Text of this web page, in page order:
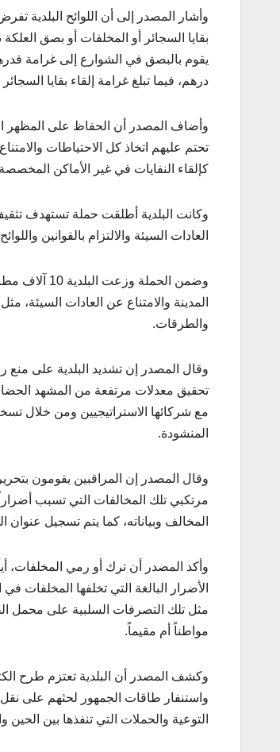
بقايا السجائر أو المخلفات أو بصق
درهم، فيما تبلغ غرامة إلقاء بقايا السجائر نحو 200 درهم، وتصل الغرامة إلى نحو 500 درهم حال قيام أي شخص
وأضاف المصدر أن الحفاظ على المظهر
تحتم عليهم اتخاذ كل الاحتياطات
كإلقاء النفايات في غير الأماكن
وكانت البلدية أطلقت حملة تستهدف
العادات السيئة والالتزام بالقوانين
وضمن
المدينة والامتناع عن العادات السيئة،
والطرقات.
وقال المصدر إن تشديد البلدية على منع
تحقيق معدلات مرتفعة من المشهد
مع شركائها الاستراتيجيين ومن خلال
المنشودة.
وقال المصدر إن المراقبين يقومون
مرتكبي تلك المخالفات التي تسبب
المخالف وبياناته، كما يتم تسجيل عنوان
وأكد المصدر أن ترك أو رمي المخلفات،
الأضرار البالغة التي تخلفها
مثل تلك التصرفات السلبية على محمل
مواطناً أم مقيماً.
وكشف المصدر أن البلدية تعتزم طرح
واستنفار طاقات الجمهور لحثهم على
التوعية والحملات التي تنفذها بين الحين